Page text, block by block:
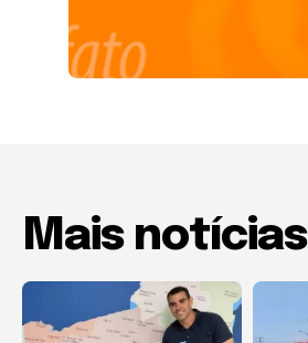
Mais notícias